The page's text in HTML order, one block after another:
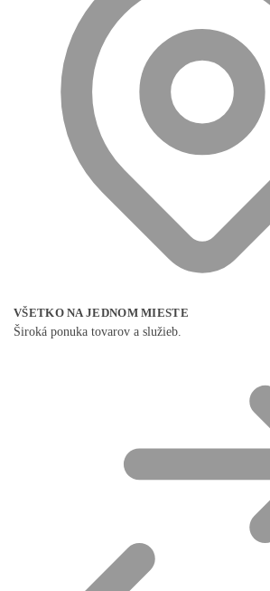
VŠETKO NA JEDNOM MIESTE
Široká ponuka tovarov a služieb.